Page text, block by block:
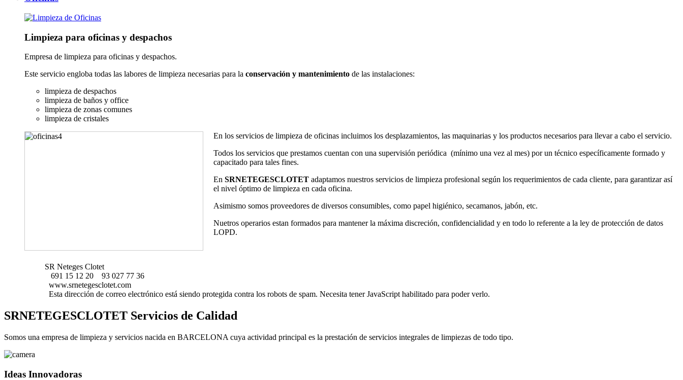
Limpieza para oficinas y despachos
Empresa de limpieza para oficinas y despachos.
Este servicio engloba todas las labores de limpieza necesarias para la conservación y mantenimiento de las instalaciones:
limpieza de despachos
limpieza de baños y office
limpieza de zonas comunes
limpieza de cristales
En los servicios de limpieza de oficinas incluimos los desplazamientos, las maquinarias y los productos necesarios para llevar a cabo el servicio.
Todos los servicios que prestamos cuentan con una supervisión periódica (mínimo una vez al mes) por un técnico específicamente formado y
capacitado para tales fines.
En SRNETEGESCLOTET adaptamos nuestros servicios de limpieza profesional según los requerimientos de cada cliente, para garantizar así
el nivel óptimo de limpieza en cada oficina.
Asimismo somos proveedores de diversos consumibles, como papel higiénico, secamanos, jabón, etc.
Nuetros operarios estan formados para mantener la máxima discreción, confidencialidad y en todo lo referente a la ley de protección de datos
LOPD.
SR Neteges Clotet
691 15 12 20
93 027 77 36
www.srnetegesclotet.com
Esta dirección de correo electrónico está siendo protegida contra los robots de spam. Necesita tener JavaScript habilitado para poder verlo.
SRNETEGESCLOTET Servicios de Calidad
Somos una empresa de limpieza y servicios nacida en BARCELONA cuya actividad principal es la prestación de servicios integrales de limpiezas de todo tipo.
Ideas Innovadoras